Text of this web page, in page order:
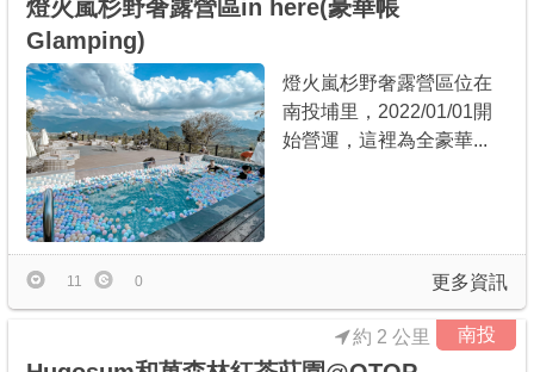
燈火嵐杉野奢露營區in here(豪華帳
Glamping)
燈火嵐杉野奢露營區位在
南投埔里，2022/01/01開
始營運，這裡為全豪華...
更多資訊
11 0
南投
約 2 公里